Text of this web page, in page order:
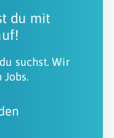
du mit
suchst. Wir